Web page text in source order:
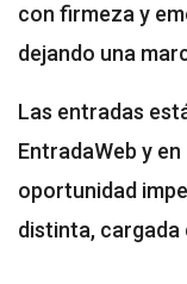
con firmeza y
dejando una
Las entradas
EntradaWeb y
oportunidad
distinta, cargada